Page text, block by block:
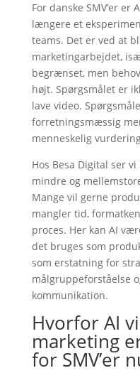
For danske SMV’er er
længere et
teams. Det er ved at
marketingarbejdet,
begrænset, men
højt. Spørgsmålet er
lave video.
forretningsmæssig
menneskelig
Hos Besa Digital ser
mindre og
Mange vil gerne
mangler tid,
proces. Her kan AI
det bruges som
som erstatning for
målgruppeforståelse
kommunikation.
Hvorfor AI
marketing
for SMV’er